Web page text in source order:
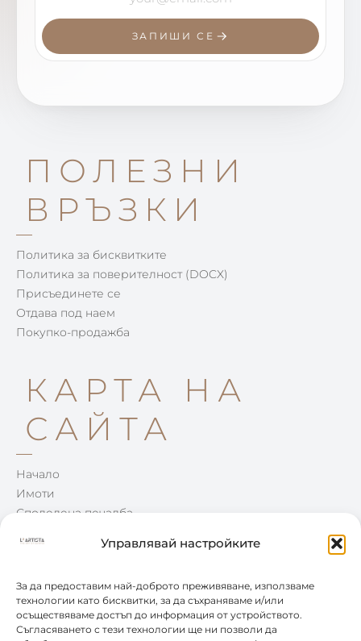
Управлявай настройките
За да предоставим най-доброто преживяване, използваме
технологии като бисквитки, за да съхраняваме и/или
осъществяваме достъп до информация от устройството.
Съгласяването с тези технологии ще ни позволи да
ЗАПИШИ СЕ
ПОЛЕЗНИ
ВРЪЗКИ
Политика за бисквитките
Политика за поверителност (DOCX)
Присъединете се
Отдава под наем
Покупко-продажба
КАРТА НА
САЙТА
Начало
Имоти
Споделена печалба
КОНТАКТИ